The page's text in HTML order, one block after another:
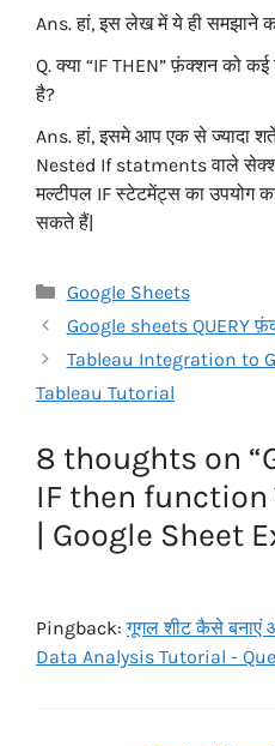
Ans. हां, इस लेख में ये ही समझाने
Q. क्या “IF THEN” फ़ंक्शन को
है?
Ans.हां, इसमे आप एक से ज्यादा
Nested If statments वाले
मल्टीपल IF स्टेटमेंट्स का उपयोग
सकते हैं|
Categories
Google Sheets
Google sheets QUERY
Tableau Integration to
Tableau Tutorial
8 thoughts on
IF then function
| Google Sheet
Pingback:गूगल शीट कैसे बनाएं
Data Analysis Tutorial -